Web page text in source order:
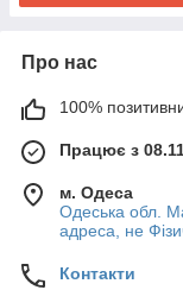
Про нас
100%
Працює з
м. Одеса
Одеська обл.
адреса, не
Контакти